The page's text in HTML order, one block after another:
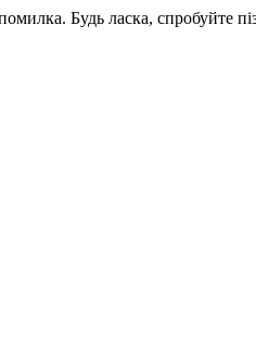
Будь ласка, спробуйте